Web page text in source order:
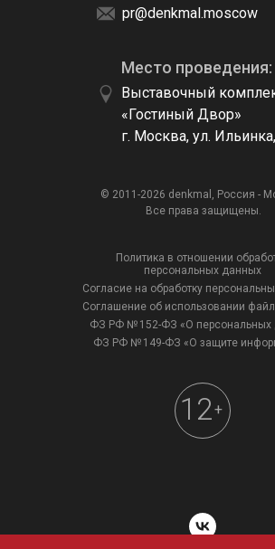
pr@denkmal.moscow
Выставочный
«Гостиный Двор»
г. Москва, ул.
Место проведения:
© 2011-2026 denkmal, Россия -
Все права защищены.
12+
Политика в отношении
персональных данных
Согласие на обработку
Соглашение об использовании
ФЗ РФ № 152-ФЗ «О персональных
ФЗ РФ № 149-ФЗ «О защите